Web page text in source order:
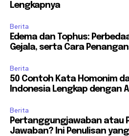
Lengkapnya
Berita
Edema dan Tophus:
Gejala, serta Cara
Berita
50 Contoh Kata Homonim
Indonesia Lengkap dengan
Berita
Pertanggungjawaban atau
Jawaban? Ini Penulisan